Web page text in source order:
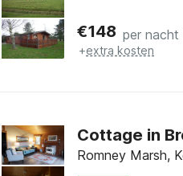
€148 per nacht
+extra kosten
Cottage in
Romney Marsh,